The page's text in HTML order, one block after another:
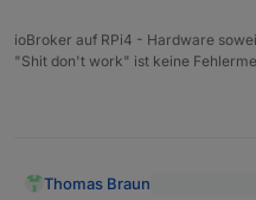
ioBroker auf RPi4 - Hardware
"Shit don't work" ist keine
Thomas Braun